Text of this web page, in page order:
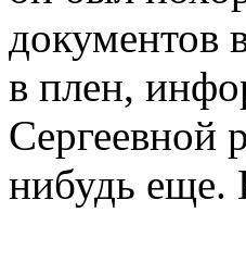
документов
в плен,
Сергеевной
нибудь еще.